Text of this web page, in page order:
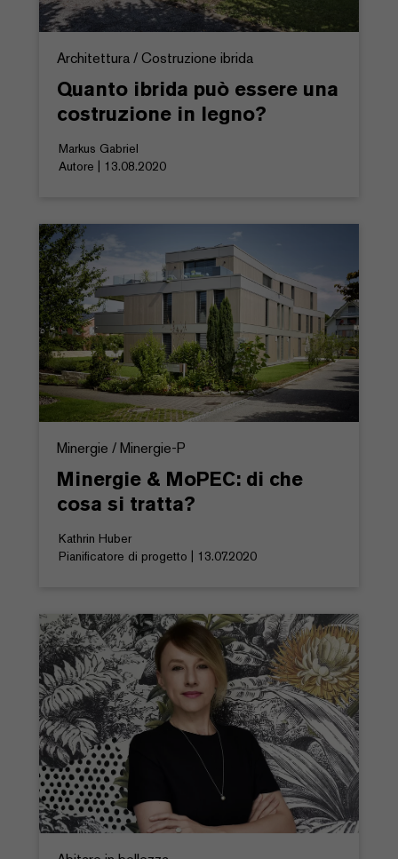
Architettura / Costruzione ibrida
Quanto ibrida può essere una
costruzione in legno?
Markus Gabriel
Autore | 13.08.2020
Minergie / Minergie-P
Minergie & MoPEC: di che
cosa si tratta?
Kathrin Huber
Pianificatore di progetto | 13.07.2020